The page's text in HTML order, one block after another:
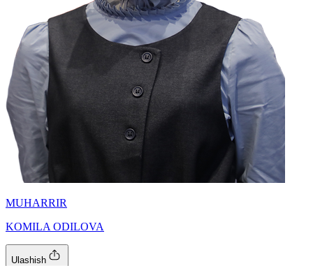
MUHARRIR
KOMILA ODILOVA
Ulashish